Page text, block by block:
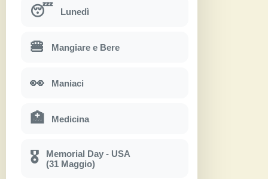
😴 Lunedì
🍔 Mangiare e Bere
👀 Maniaci
🏥 Medicina
🎖
Memorial Day - USA
(31 Maggio)